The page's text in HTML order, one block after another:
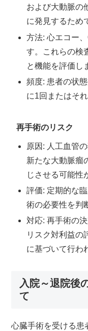
および大動脈の
に発見するため
方法: 心エコー
す。これらの検
と機能を評価し
頻度: 患者の状
に1回またはそ
再手術のリスク
原因: 人工血管
新たな大動脈瘤
じさせる可能性
評価: 定期的な
術の必要性を判
対応: 再手術の
リスク対利益の
に基づいて行わ
入院～退院後
て
心臓手術を受ける患